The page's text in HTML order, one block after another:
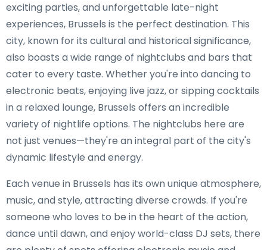
exciting parties, and unforgettable late-night
experiences, Brussels is the perfect destination. This
city, known for its cultural and historical significance,
also boasts a wide range of nightclubs and bars that
cater to every taste. Whether you're into dancing to
electronic beats, enjoying live jazz, or sipping cocktails
in a relaxed lounge, Brussels offers an incredible
variety of nightlife options. The nightclubs here are
not just venues—they're an integral part of the city's
dynamic lifestyle and energy.
Each venue in Brussels has its own unique atmosphere,
music, and style, attracting diverse crowds. If you're
someone who loves to be in the heart of the action,
dance until dawn, and enjoy world-class DJ sets, there